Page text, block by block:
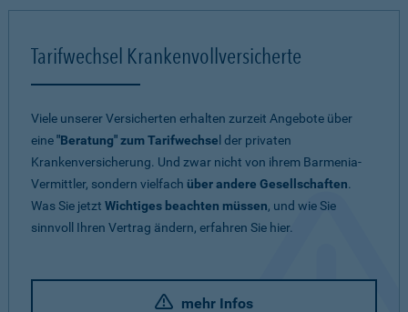
Tarifwechsel Krankenvollversicherte
Viele unserer Versicherten erhalten zurzeit Angebote über
eine"Beratung" zum Tarifwechse l der privaten
Krankenversicherung. Und zwar nicht von ihrem Barmenia-
Vermittler, sondern vielfach über andere Gesellschaften.
Was Sie jetzt Wichtiges beachten müssen, und wie Sie
sinnvoll Ihren Vertrag ändern, erfahren Sie hier.
mehr Infos